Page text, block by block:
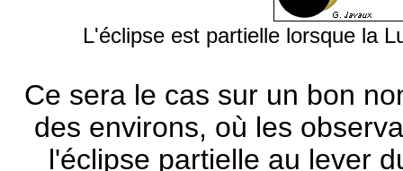
L'éclipse est partielle lorsque la
Ce sera le cas sur un bon
des environs, où les
l'éclipse partielle au lever